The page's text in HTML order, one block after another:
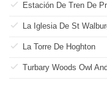
Estación De Tren De
La Iglesia De St
La Torre De Hoghton
Turbary Woods Owl